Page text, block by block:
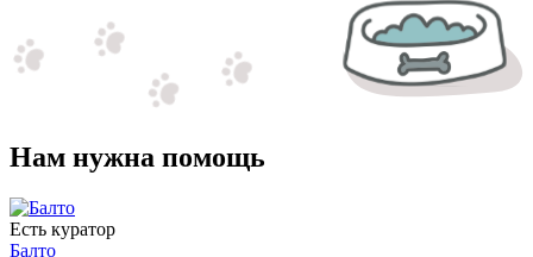
Нам нужна помощь
Есть куратор
Балто